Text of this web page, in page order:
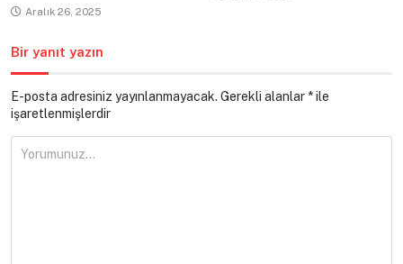
Aralık 26, 2025
Bir yanıt yazın
E-posta adresiniz yayınlanmayacak. Gerekli alanlar *ile
işaretlenmişlerdir